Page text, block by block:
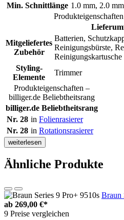
Min. Schnittlänge 1.0 mm, 2.0
Mitgeliefertes
Zubehör
Batterien,
Reinigungsbürste,
Reinigungskartusche
Styling-
Elemente
Trimmer
Produkteigenschaften –
billiger.de Beliebtheitsrang
billiger.de Beliebtheitsrang
Nr. 28 in Folienrasierer
Nr. 28 in Rotationsrasierer
weiterlesen
Ähnliche Produkte
Braun
ab 269,00 €*
9 Preise vergleichen